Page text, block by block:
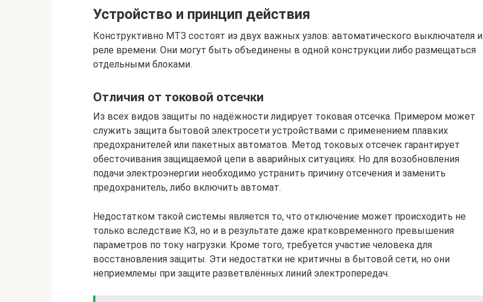
Устройство и принцип действия
Конструктивно МТЗ состоят из двух важных узлов: автоматического выключателя и
реле времени. Они могут быть объединены в одной конструкции либо размещаться
отдельными блоками.
Отличия от токовой отсечки
Из всех видов защиты по надёжности лидирует токовая отсечка. Примером может
служить защита бытовой электросети устройствами с применением плавких
предохранителей или пакетных автоматов. Метод токовых отсечек гарантирует
обесточивания защищаемой цепи в аварийных ситуациях. Но для возобновления
подачи электроэнергии необходимо устранить причину отсечения и заменить
предохранитель, либо включить автомат.
Недостатком такой системы является то, что отключение может происходить не
только вследствие КЗ, но и в результате даже кратковременного превышения
параметров по току нагрузки. Кроме того, требуется участие человека для
восстановления защиты. Эти недостатки не критичны в бытовой сети, но они
неприемлемы при защите разветвлённых линий электропередач.